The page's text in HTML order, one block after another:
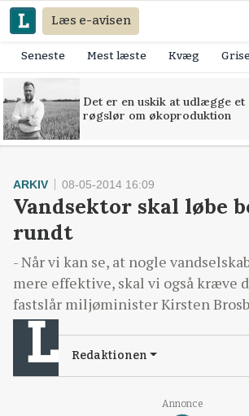
Læs e-avisen
Seneste Mest læste Kvæg
Det er en uskik at udlægge et
røgslør om økoproduktion
Annonce
ARKIV 08-05-2014 16:09
Vandsektor skal løbe
rundt
- Når vi kan se, at nogle
mere effektive, skal vi også kræve
fastslår miljøminister Kirsten
Redaktionen